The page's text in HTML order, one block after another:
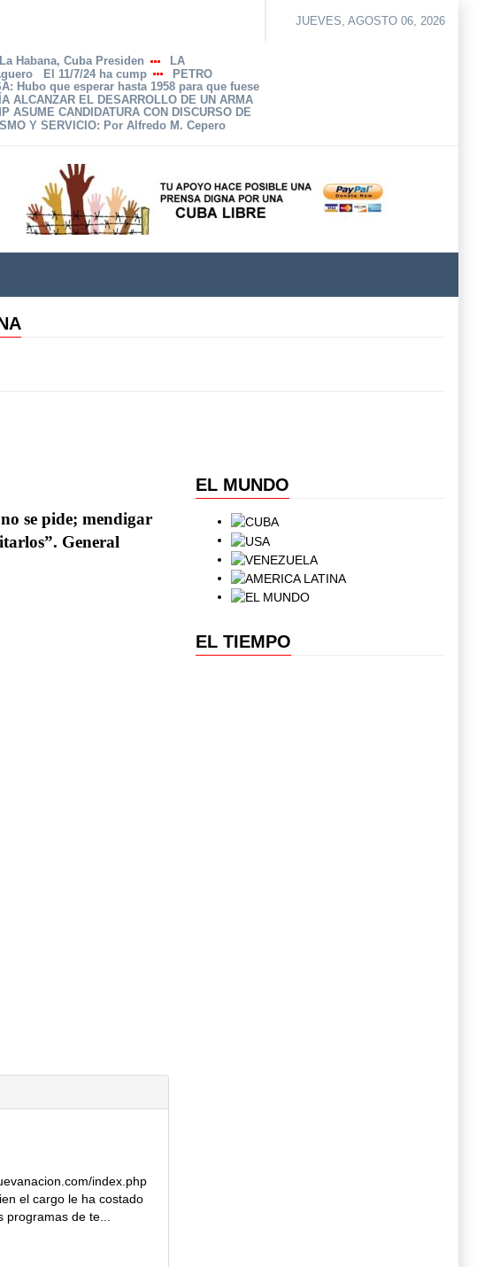
Habana, Cuba Presiden
LA
El 11/7/24 ha cump
PETRO
: Hubo que esperar hasta 1958 para que fuese
ALCANZAR EL DESARROLLO DE UN ARMA
ASUME CANDIDATURA CON DISCURSO DE
Y SERVICIO: Por Alfredo M. Cepero
JUEVES, AGOSTO 06, 2026
se pide; mendigar
General
index.php
el cargo le ha costado
de te...
EL MUNDO
EL TIEMPO